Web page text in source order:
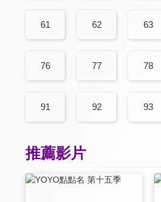
61 62 63
76 77 78
91 92 93
推薦影片